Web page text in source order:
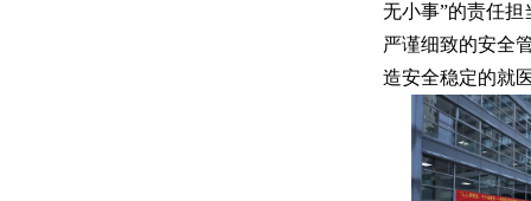
无小事”的责任
严谨细致的安全
造安全稳定的就